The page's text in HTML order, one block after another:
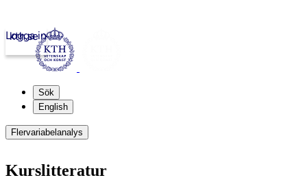
kth.se
Logga in
Sök
English
Flervariabelanalys
Kurslitteratur